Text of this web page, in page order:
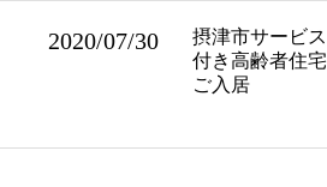
2020/07/30
摂津市サービス
付き高齢者住宅
ご入居